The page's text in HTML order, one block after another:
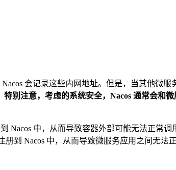
会记录这些内网地址。但是，当其他微
特别注意，考虑的系统安全，Nacos 通常会和
Nacos 中，从而导致容器外部可能无法正常调
到 Nacos 中，从而导致微服务应用之间无法正